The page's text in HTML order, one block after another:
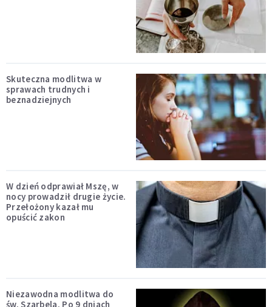
Skuteczna modlitwa w
sprawach trudnych i
beznadziejnych
W dzień odprawiał Mszę, w
nocy prowadził drugie życie.
Przełożony kazał mu
opuścić zakon
Niezawodna modlitwa do
św. Szarbela. Po 9 dniach